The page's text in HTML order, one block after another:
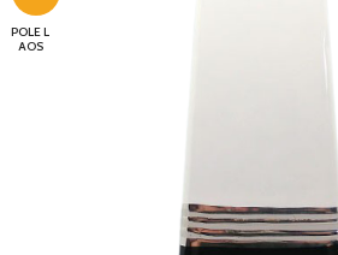
POLE L
AOS